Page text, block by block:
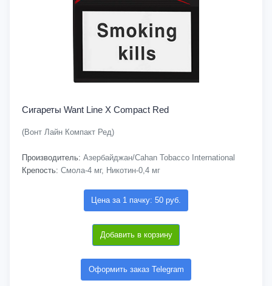
Сигареты Want Line X Compact Red
(Вонт Лайн Компакт Ред)
Производитель: Азербайджан/Cahan Tobacco International
Крепость: Смола-4 мг, Никотин-0,4 мг
Цена за 1 пачку: 50 руб.
Добавить в корзину
Оформить заказ Telegram